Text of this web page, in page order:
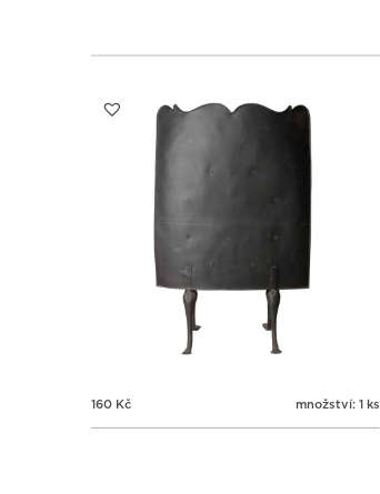
160 Kč množství: 1 ks